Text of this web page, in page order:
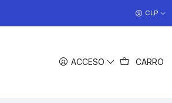
ACCESO CARRO
CLP